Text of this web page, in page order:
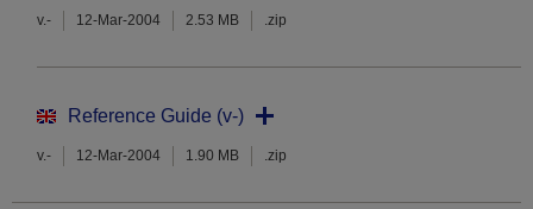
v.- 12-Mar-2004 2.53 MB .zip
Reference Guide (v-)
v.- 12-Mar-2004 1.90 MB .zip